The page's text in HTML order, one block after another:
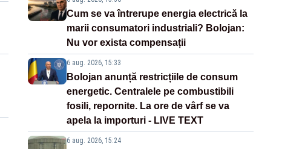
Cum se va întrerupe energia electrică la
marii consumatori industriali? Bolojan:
Nu vor exista compensații
6 aug. 2026, 15:33
Bolojan anunță restricțiile de consum
energetic. Centralele pe combustibili
fosili, repornite. La ore de vârf se va
apela la importuri - LIVE TEXT
6 aug. 2026, 15:24